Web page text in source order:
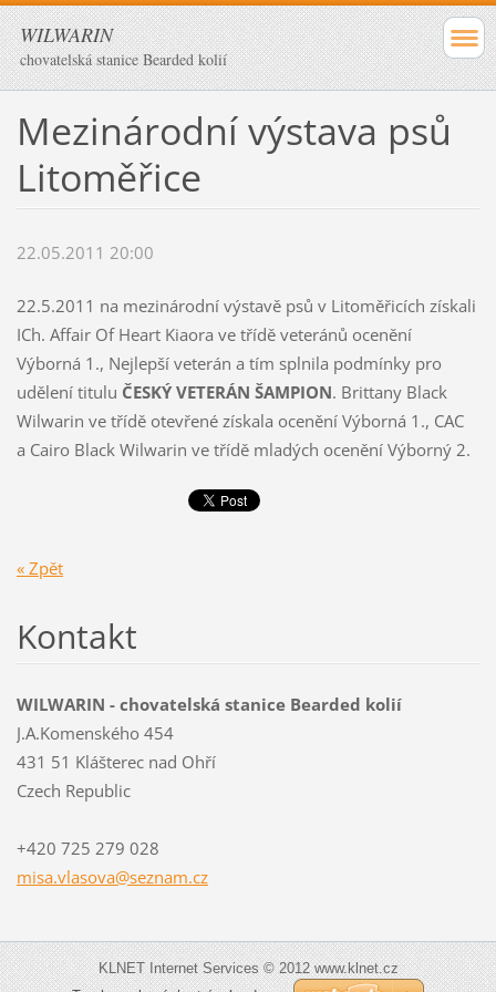
WILWARIN
chovatelská stanice Bearded kolií
Mezinárodní výstava psů
Litoměřice
22.05.2011 20:00
22.5.2011 na mezinárodní výstavě psů v Litoměřicích získali
ICh. Affair Of Heart Kiaora ve třídě veteránů ocenění
Výborná 1., Nejlepší veterán a tím splnila podmínky pro
udělení titulu ČESKÝ VETERÁN ŠAMPION. Brittany Black
Wilwarin ve třídě otevřené získala ocenění Výborná 1., CAC
a Cairo Black Wilwarin ve třídě mladých ocenění Výborný 2.
« Zpět
Kontakt
WILWARIN - chovatelská stanice Bearded kolií
J.A.Komenského 454
431 51 Klášterec nad Ohří
Czech Republic
+420 725 279 028
misa.vlasova@seznam.cz
KLNET Internet Services © 2012 www.klnet.cz